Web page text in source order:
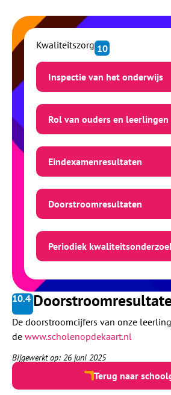
Kwaliteitszorg 10
Inspectie van het onderwijs
Rol van ouders en leerlingen
Eindexamenresultaten
Doorstroomresultaten
Periodiek
10.4
De doorstroomcijfers van onze
de www.scholenopdekaart.nl
Bijgewerkt op: 26 juni 2025
Terug naar